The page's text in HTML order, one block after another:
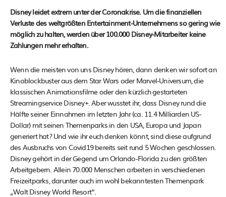
Disney leidet extrem unter der Coronakrise. Um die finanziellen
Verluste des weltgrößten Entertainment-Unternehmens so gering wie
möglich zu halten, werden über 100.000 Disney-Mitarbeiter keine
Zahlungen mehr erhalten.
Wenn die meisten von uns Disney hören, dann denken wir sofort an
Kinoblockbuster aus dem Star Wars oder Marvel-Universum, die
klassischen Animationsfilme oder den kürzlich gestarteten
Streamingservice Disney+. Aber wusstet ihr, dass Disney rund die
Hälfte seiner Einnahmen im letzten Jahr (ca. 11.4 Milliarden US-
Dollar) mit seinen Themenparks in den USA, Europa und Japan
generiert hat? Und wie ihr euch denken könnt, sind diese aufgrund
des Ausbruchs von Covid19 bereits seit rund 5 Wochen geschlossen.
Disney gehört in der Gegend um Orlando-Florida zu den größten
Arbeitgebern. Allein 70.000 Menschen arbeiten in verschiedenen
Freizeitparks, darunter auch im wohl bekanntesten Themenpark
„Walt Disney World Resort“.